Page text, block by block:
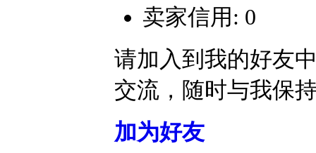
卖家信用: 0
请加入到我的好友
交流，随时与我保
加为好友